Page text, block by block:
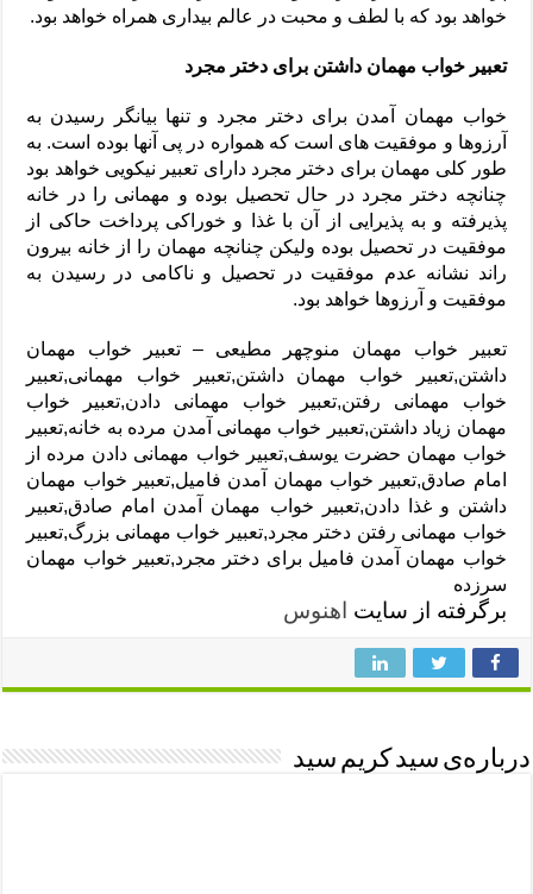
خواهد بود که با لطف و محبت در عالم بیداری همراه خواهد بود.
تعبیر خواب مهمان داشتن برای دختر مجرد
خواب مهمان آمدن برای دختر مجرد و تنها بیانگر رسیدن به
آرزوها و موفقیت های است که همواره در پی آنها بوده است. به
طور کلی مهمان برای دختر مجرد دارای تعبیر نیکویی خواهد بود
چنانچه دختر مجرد در حال تحصیل بوده و مهمانی را در خانه
پذیرفته و به پذیرایی از آن با غذا و خوراکی پرداخت حاکی از
موفقیت در تحصیل بوده ولیکن چنانچه مهمان را از خانه بیرون
راند نشانه عدم موفقیت در تحصیل و ناکامی در رسیدن به
موفقیت و آرزوها خواهد بود.
تعبیر خواب مهمان منوچهر مطیعی – تعبیر خواب مهمان
داشتن,تعبیر خواب مهمان داشتن,تعبیر خواب مهمانی,تعبیر
خواب مهمانی رفتن,تعبیر خواب مهمانی دادن,تعبیر خواب
مهمان زیاد داشتن,تعبیر خواب مهمانی آمدن مرده به خانه,تعبیر
خواب مهمان حضرت یوسف,تعبیر خواب مهمانی دادن مرده از
امام صادق,تعبیر خواب مهمان آمدن فامیل,تعبیر خواب مهمان
داشتن و غذا دادن,تعبیر خواب مهمان آمدن امام صادق,تعبیر
خواب مهمانی رفتن دختر مجرد,تعبیر خواب مهمانی بزرگ,تعبیر
خواب مهمان آمدن فامیل برای دختر مجرد,تعبیر خواب مهمان
سرزده
برگرفته از سایت اهنوس
درباره‌ی سید کریم سید